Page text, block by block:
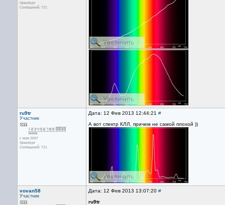
Оренбург
Сообщений: 721
ru9tr
Участник
с мая 2007
Оренбург
Сообщений: 721
Дата: 12 Фев 2013 12:44:21 #
А вот спектр КЛЛ, причем не самой плохой ))
vovan58
Участник
Дата: 12 Фев 2013 13:07:20 #
ru9tr